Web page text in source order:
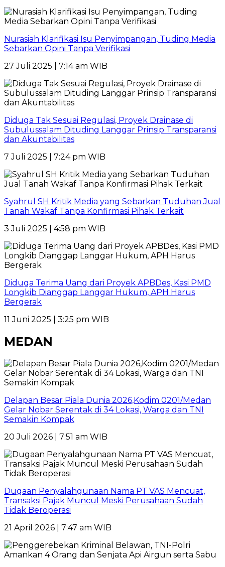
Nurasiah Klarifikasi Isu Penyimpangan, Tuding Media
Sebarkan Opini Tanpa Verifikasi
27 Juli 2025 | 7:14 am WIB
Diduga Tak Sesuai Regulasi, Proyek Drainase di
Subulussalam Dituding Langgar Prinsip Transparansi
dan Akuntabilitas
7 Juli 2025 | 7:24 pm WIB
Syahrul SH Kritik Media yang Sebarkan Tuduhan Jual
Tanah Wakaf Tanpa Konfirmasi Pihak Terkait
3 Juli 2025 | 4:58 pm WIB
Diduga Terima Uang dari Proyek APBDes, Kasi PMD
Longkib Dianggap Langgar Hukum, APH Harus
Bergerak
11 Juni 2025 | 3:25 pm WIB
MEDAN
Delapan Besar Piala Dunia 2026,Kodim 0201/Medan
Gelar Nobar Serentak di 34 Lokasi, Warga dan TNI
Semakin Kompak
20 Juli 2026 | 7:51 am WIB
Dugaan Penyalahgunaan Nama PT VAS Mencuat,
Transaksi Pajak Muncul Meski Perusahaan Sudah
Tidak Beroperasi
21 April 2026 | 7:47 am WIB